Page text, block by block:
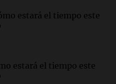
estará el tiempo este
estará el tiempo este